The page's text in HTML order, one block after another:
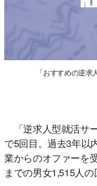
「おすすめの逆
「逆求人型就活サ
で5回目。過去3年以
業からのオファーを
までの男女1,515人の